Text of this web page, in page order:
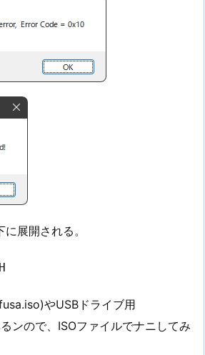
展開される。
やUSBドライブ用
ンので、ISOファイルでナニしてみ